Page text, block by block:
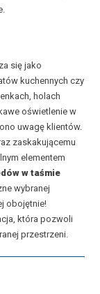
się jako
kuchennych czy
holach
oświetlenie w
uwagę klientów.
zaskakującemu
elementem
w taśmie
wybranej
obojętnie!
która pozwoli
przestrzeni.